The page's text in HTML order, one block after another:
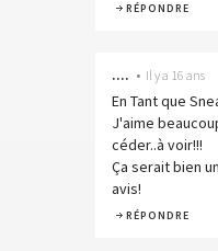
RÉPONDRE
.... • Il y a 16 ans
En Tant que
J'aime
céder..à voir!!!
Ça serait bien
avis!
RÉPONDRE